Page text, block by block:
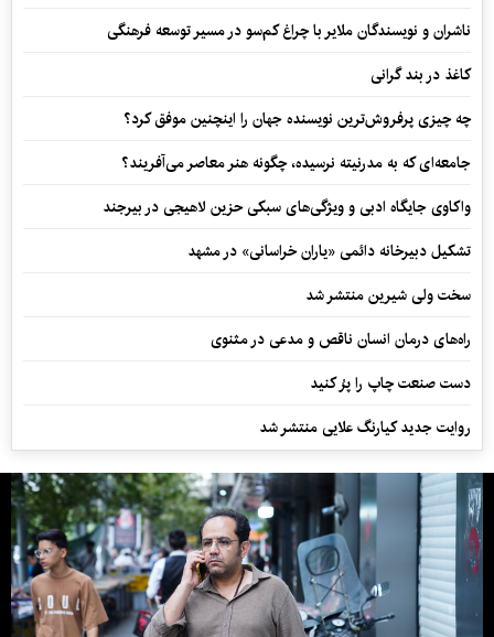
ناشران و نویسندگان ملایر با چراغ کم‌سو در مسیر توسعه فرهنگی
کاغذ در بند گرانی
چه چیزی پرفروش‌ترین نویسنده جهان را اینچنین موفق کرد؟
جامعه‌ای که به مدرنیته نرسیده، چگونه هنر معاصر می‌آفریند؟
واکاوی جایگاه ادبی و ویژگی‌های سبکی حزین لاهیجی در بیرجند
تشکیل دبیرخانه دائمی «یاران خراسانی» در مشهد
سخت ولی شیرین منتشر شد
راه‌های درمان انسان ناقص و مدعی در مثنوی
دست صنعت چاپ را پرُ کنید
روایت جدید کیارنگ علایی منتشر شد